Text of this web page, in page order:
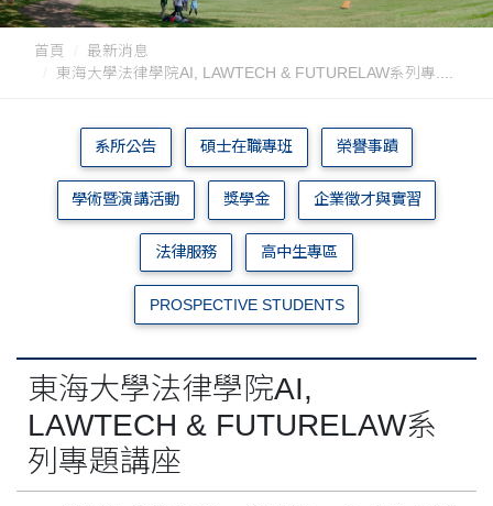
首頁
最新消息
東海大學法律學院AI, LAWTECH & FUTURELAW系列專....
系所公告 碩士在職專班 榮譽事蹟
學術暨演講活動 獎學金 企業徵才與實習
法律服務 高中生專區
PROSPECTIVE STUDENTS
東海大學法律學院AI,
LAWTECH & FUTURELAW系
列專題講座